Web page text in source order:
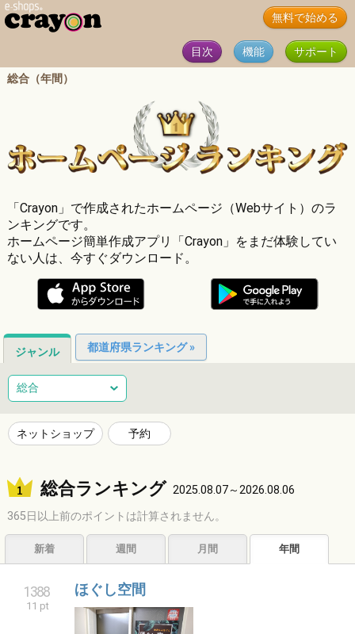
無料で始める
目次 機能
サポート
総合（年間）
「Crayon」で作成されたホームページ（Webサイト）のラ
ンキングです。
ホームページ簡単作成アプリ「Crayon」をまだ体験してい
ない人は、今すぐダウンロード。
ジャンル 都道府県ランキング »
総合 健康
ネイルサロン エステサロン
ショッピング グルメ 居酒屋 ビジネス
サービス 子育て 福祉
エンタメ アーティスト クリエイター その他
総合
ネットショップ 予約
総合ランキング 2025.08.07～2026.08.06
365日以上前のポイントは計算されません。
新着 週間 月間 年間
1388
11 pt
ほぐし空間